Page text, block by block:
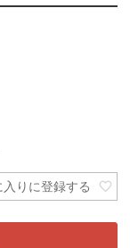
入りに登録する